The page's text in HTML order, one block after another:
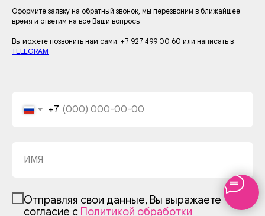
Оформите заявку на обратный звонок, мы перезвоним в ближайшее
время и ответим на все Ваши вопросы
Вы можете позвонить нам сами: +7 927 499 00 60 или написать в
TELEGRAM
+7
Отправляя свои данные, Вы выражаете
согласие с Политикой обработки